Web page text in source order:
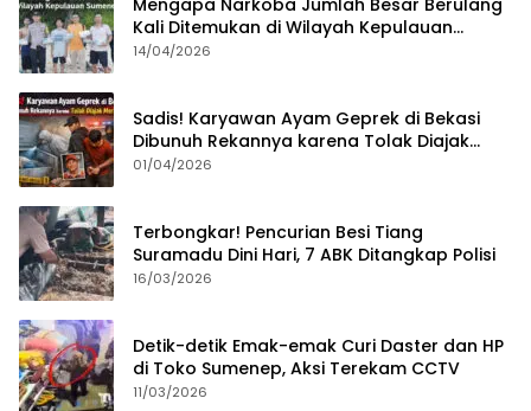
Kali Ditemukan di Wilayah Kepulauan
Sumenep?
14/04/2026
Sadis! Karyawan Ayam Geprek di Bekasi
Dibunuh Rekannya karena Tolak Diajak
Merampok Majikan
01/04/2026
Terbongkar! Pencurian Besi Tiang
Suramadu Dini Hari, 7 ABK Ditangkap Polisi
16/03/2026
Detik-detik Emak-emak Curi Daster dan HP
di Toko Sumenep, Aksi Terekam CCTV
11/03/2026